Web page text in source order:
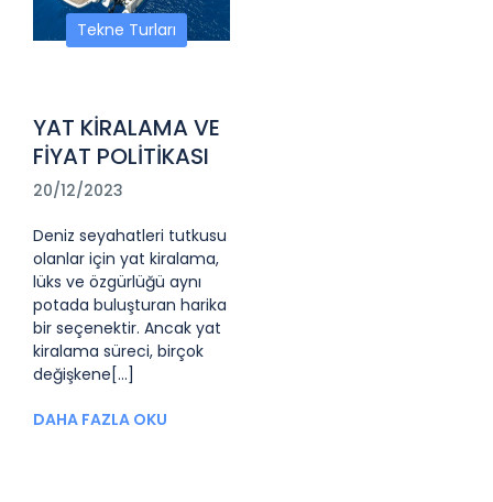
Tekne Turları
YAT KİRALAMA VE
FİYAT POLİTİKASI
20/12/2023
Deniz seyahatleri tutkusu
olanlar için yat kiralama,
lüks ve özgürlüğü aynı
potada buluşturan harika
bir seçenektir. Ancak yat
kiralama süreci, birçok
değişkene[...]
DAHA FAZLA OKU